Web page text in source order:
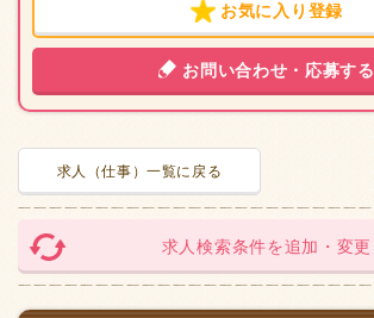
お気に入り登録
お問い合わせ・応募する
求人（仕事）一覧に戻る
求人検索条件を追加・変更